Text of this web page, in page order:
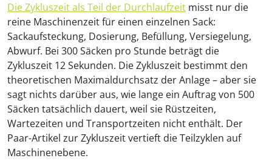
Die Zykluszeit als Teil der Durchlaufzeit misst nur die
reine Maschinenzeit für einen einzelnen Sack:
Sackaufsteckung, Dosierung, Befüllung, Versiegelung,
Abwurf. Bei 300 Säcken pro Stunde beträgt die
Zykluszeit 12 Sekunden. Die Zykluszeit bestimmt den
theoretischen Maximaldurchsatz der Anlage – aber sie
sagt nichts darüber aus, wie lange ein Auftrag von 500
Säcken tatsächlich dauert, weil sie Rüstzeiten,
Wartezeiten und Transportzeiten nicht enthält. Der
Paar-Artikel zur Zykluszeit vertieft die Teilzyklen auf
Maschinenebene.